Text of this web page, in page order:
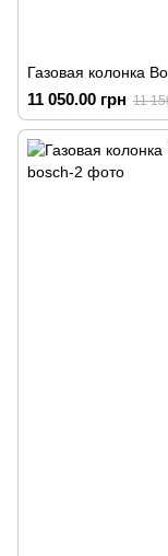
Газовая колонка
11 050.00 грн 11